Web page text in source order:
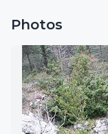
Photos